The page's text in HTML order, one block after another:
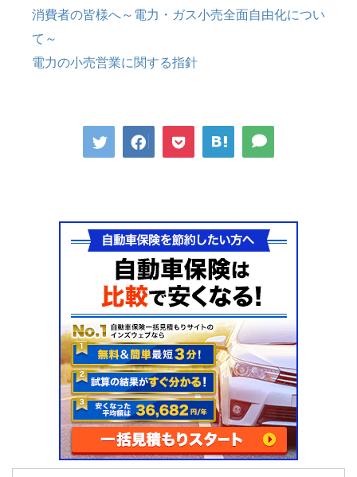
消費者の皆様へ～電力・ガス小売全面自由化につい
て～
電力の小売営業に関する指針